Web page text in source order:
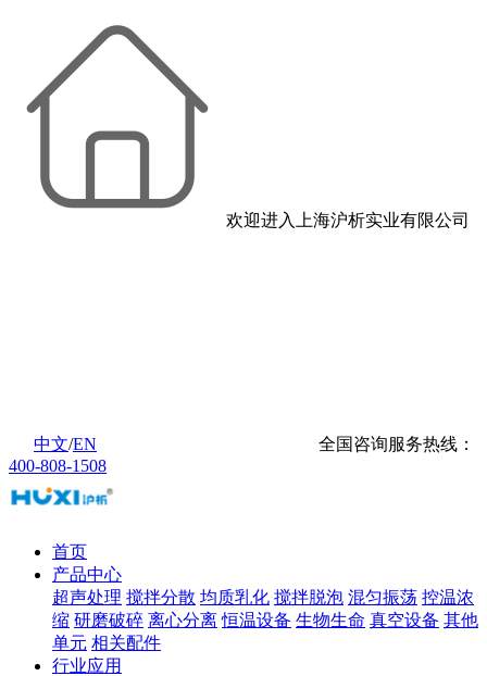
欢迎进入上海沪析实业有限公司
中文/EN
全国咨询服务热线：
400-808-1508
首页
产品中心
超声处理 搅拌分散 均质乳化 搅拌脱泡 混匀振荡 控温浓
缩 研磨破碎 离心分离 恒温设备 生物生命 真空设备 其他
单元 相关配件
行业应用